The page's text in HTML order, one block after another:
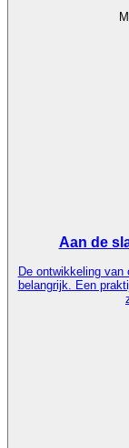
Aan de
De ontwikkeling
belangrijk. Een